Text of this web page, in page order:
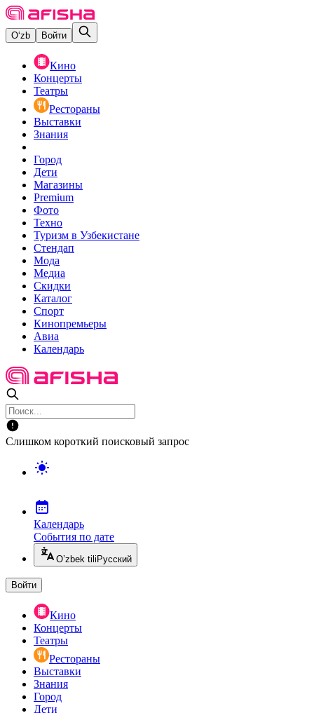
O‘zb Войти
Кино
Концерты
Театры
Рестораны
Выставки
Знания
Город
Дети
Магазины
Premium
Фото
Техно
Туризм в Узбекистане
Стендап
Мода
Медиа
Скидки
Каталог
Спорт
Кинопремьеры
Авиа
Календарь
Слишком короткий поисковый запрос
Календарь
События по дате
O’zbek tili Русский
Войти
Кино
Концерты
Театры
Рестораны
Выставки
Знания
Город
Дети